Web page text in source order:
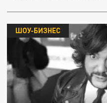
ШОУ-БИЗНЕС